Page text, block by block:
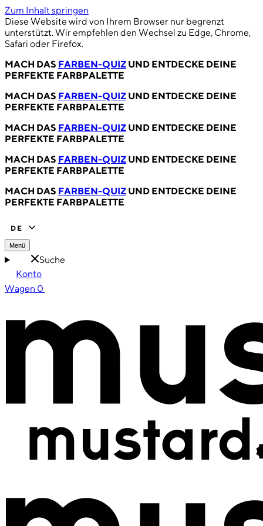
Zum Inhalt springen
Diese Website wird von Ihrem Browser nur begrenzt
unterstützt. Wir empfehlen den Wechsel zu Edge, Chrome,
Safari oder Firefox.
MACH DAS FARBEN-QUIZ UND ENTDECKE DEINE
PERFEKTE FARBPALETTE
MACH DAS FARBEN-QUIZ UND ENTDECKE DEINE
PERFEKTE FARBPALETTE
MACH DAS FARBEN-QUIZ UND ENTDECKE DEINE
PERFEKTE FARBPALETTE
MACH DAS FARBEN-QUIZ UND ENTDECKE DEINE
PERFEKTE FARBPALETTE
MACH DAS FARBEN-QUIZ UND ENTDECKE DEINE
PERFEKTE FARBPALETTE
DE
Menü
Suche
Konto
Wagen 0